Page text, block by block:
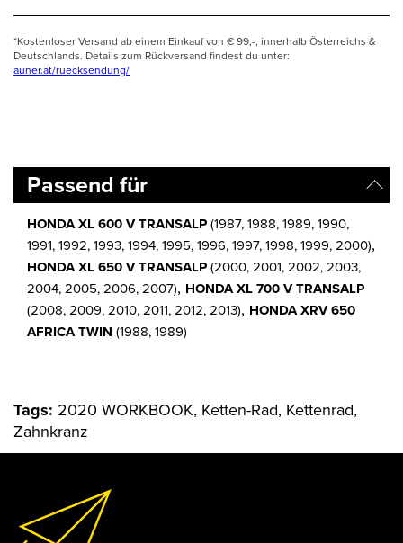
*Kostenloser Versand ab einem Einkauf von € 99,-, innerhalb Österreichs &
Deutschlands. Details zum Rückversand findest du unter:
auner.at/ruecksendung/
Passend für
HONDA XL 600 V TRANSALP(1987, 1988, 1989, 1990,
1991, 1992, 1993, 1994, 1995, 1996, 1997, 1998, 1999, 2000),
HONDA XL 650 V TRANSALP(2000, 2001, 2002, 2003,
2004, 2005, 2006, 2007), HONDA XL 700 V TRANSALP
(2008, 2009, 2010, 2011, 2012, 2013), HONDA XRV 650
AFRICA TWIN (1988, 1989)
Tags: 2020 WORKBOOK, Ketten-Rad, Kettenrad,
Zahnkranz